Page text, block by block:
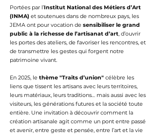
Portées par l’Institut National des Métiers d’Art
(INMA) et soutenues dans de nombreux pays, les
JEMA ont pour vocation de sensibiliser le grand
public à la richesse de l’artisanat d’art, d’ouvrir
les portes des ateliers, de favoriser les rencontres, et
de transmettre les gestes qui forgent notre
patrimoine vivant.
En 2025, le thème "Traits d’union" célèbre les
liens que tissent les artisans avec leurs territoires,
leurs matériaux, leurs traditions… mais aussi avec les
visiteurs, les générations futures et la société toute
entière. Une invitation à découvrir comment la
création artisanale agit comme un pont entre passé
et avenir, entre geste et pensée, entre l’art et la vie